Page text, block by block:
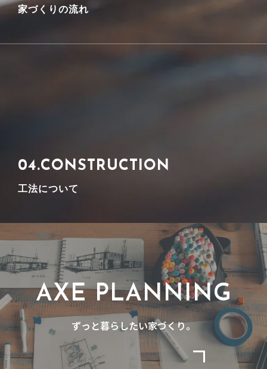
家づくりの流れ
す。 個別相談となりますのでじっくりお話頂けます。 相
04.CONSTRUCTION
工法について
に配慮しながら高性能の​先進の「プレウォール」の 住ま
いをご提案させていただいております。
詳しく見る
AXE PLANNING
ずっと暮らしたい家づくり。